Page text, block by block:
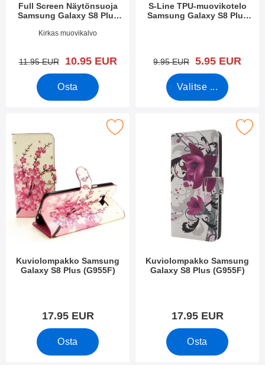
Full Screen Näytönsuoja
Samsung Galaxy S8 Plus
Tuote.nro 23757
Kirkas muovikalvo
vanha hinta
11.95 EUR uusi hinta
10.95 EUR
Osta
S-Line TPU-muovikotelo
Samsung Galaxy S8 Plus
vanha hinta
9.95 EUR uusi hinta
5.95 EUR
Valitse ...
Kuviolompakko Samsung
Galaxy S8 Plus (G955F)
17.95 EUR
Osta
kuviolompakko Samsung Galaxy S8 Plus (G955F) suosikiksi
Kuviolompakko Samsung
Galaxy S8 Plus (G955F)
17.95 EUR
Osta
Merkitse kuviolompakko Samsung